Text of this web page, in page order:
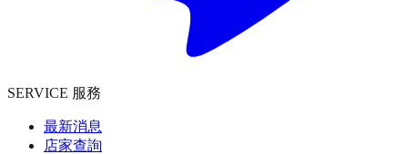
SERVICE 服務
最新消息
店家查詢